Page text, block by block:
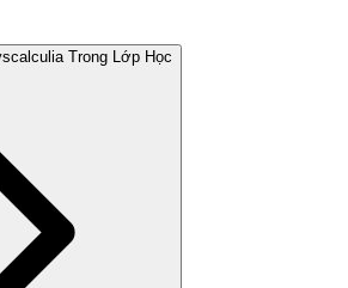
Trong Lớp Học